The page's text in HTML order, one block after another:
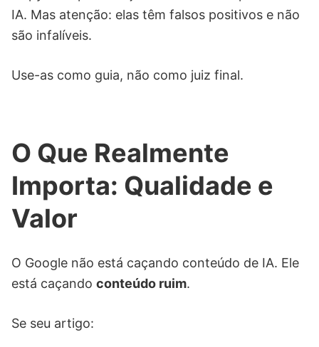
IA. Mas atenção: elas têm falsos positivos e não
são infalíveis.
Use-as como guia, não como juiz final.
O Que Realmente
Importa: Qualidade e
Valor
O Google não está caçando conteúdo de IA. Ele
está caçando conteúdo ruim.
Se seu artigo: